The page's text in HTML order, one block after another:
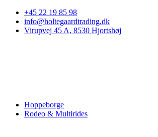
content+45 22 19 85 98
info@holtegaardtrading.dk
Virupvej 45 A, 8530 Hjortshøj
Hoppeborge
Rodeo & Multirides